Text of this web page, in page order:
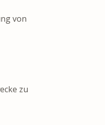
von
zu